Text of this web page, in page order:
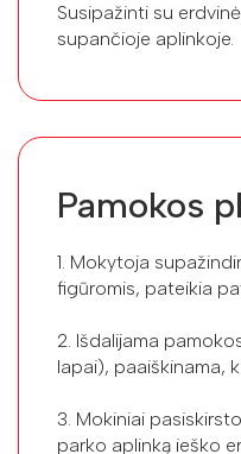
Susipažinti su
supančioje aplinkoje.
Pamokos
1. Mokytoja
figūromis, pateikia
2. Išdalijama
lapai), paaiškinama,
3. Mokiniai
parko aplinką ieško